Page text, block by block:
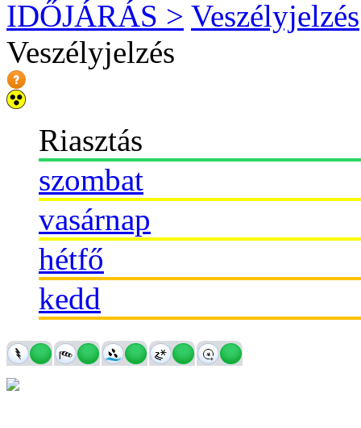
IDŐJÁRÁS > Veszélyjelzés
Veszélyjelzés
Riasztás
szombat
vasárnap
hétfő
kedd